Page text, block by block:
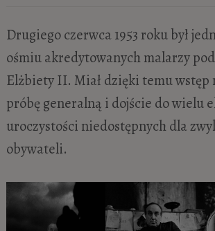
Drugiego czerwca 1953 roku był
ośmiu akredytowanych malarzy
Elżbiety II. Miał dzięki temu wstęp
próbę generalną i dojście do wielu
uroczystości niedostępnych dla
obywateli.